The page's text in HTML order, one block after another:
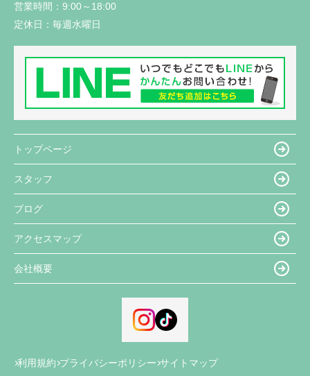
営業時間： 9:00～18:00
定休日： 毎週水曜日
トップページ
スタッフ
ブログ
アクセスマップ
会社概要
利用規約 プライバシーポリシー サイトマップ